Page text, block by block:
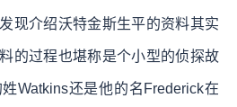
现介绍沃特金斯生平的资料其实
的过程也堪称是个小型的侦探故
Watkins还是他的名Frederick在